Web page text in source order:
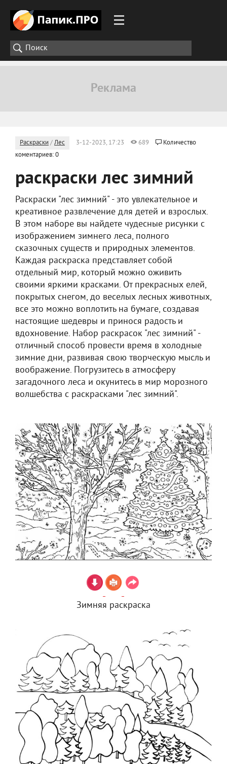
Раскраски /Лес 3-12-2023, 17:23 689
Количество
коментариев: 0
раскраски лес зимний
Раскраски "лес зимний" - это увлекательное и
креативное развлечение для детей и взрослых.
В этом наборе вы найдете чудесные рисунки с
изображением зимнего леса, полного
сказочных существ и природных элементов.
Каждая раскраска представляет собой
отдельный мир, который можно оживить
своими яркими красками. От прекрасных елей,
покрытых снегом, до веселых лесных животных,
все это можно воплотить на бумаге, создавая
настоящие шедевры и принося радость и
вдохновение. Набор раскрасок "лес зимний" -
отличный способ провести время в холодные
зимние дни, развивая свою творческую мысль и
воображение. Погрузитесь в атмосферу
загадочного леса и окунитесь в мир морозного
волшебства с раскрасками "лес зимний".
Зимняя раскраска